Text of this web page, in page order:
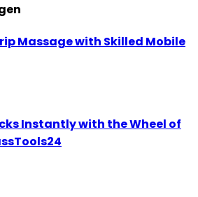
Massage with Skilled Mobile
Instantly with the Wheel of